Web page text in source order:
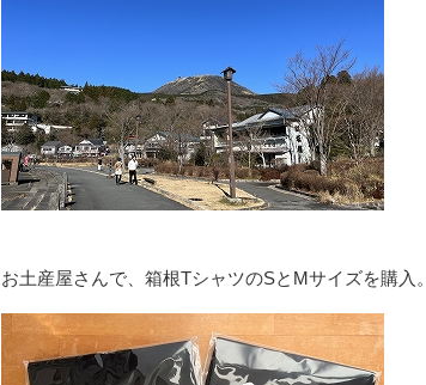
お土産屋さんで、箱根TシャツのSとMサイズを購入。